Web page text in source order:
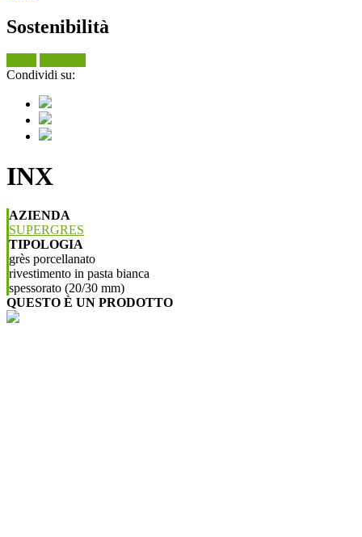
Sostenibilità
Condividi su:
INX
AZIENDA
SUPERGRES
TIPOLOGIA
grès porcellanato
rivestimento in pasta bianca
spessorato (20/30 mm)
QUESTO È UN PRODOTTO